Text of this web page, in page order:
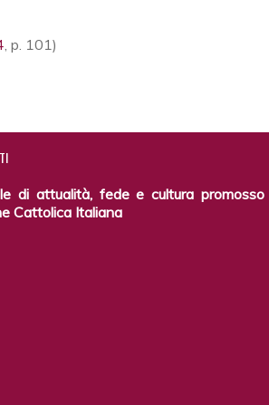
, p. 101)
di attualità, fede e cultura promosso
Cattolica Italiana